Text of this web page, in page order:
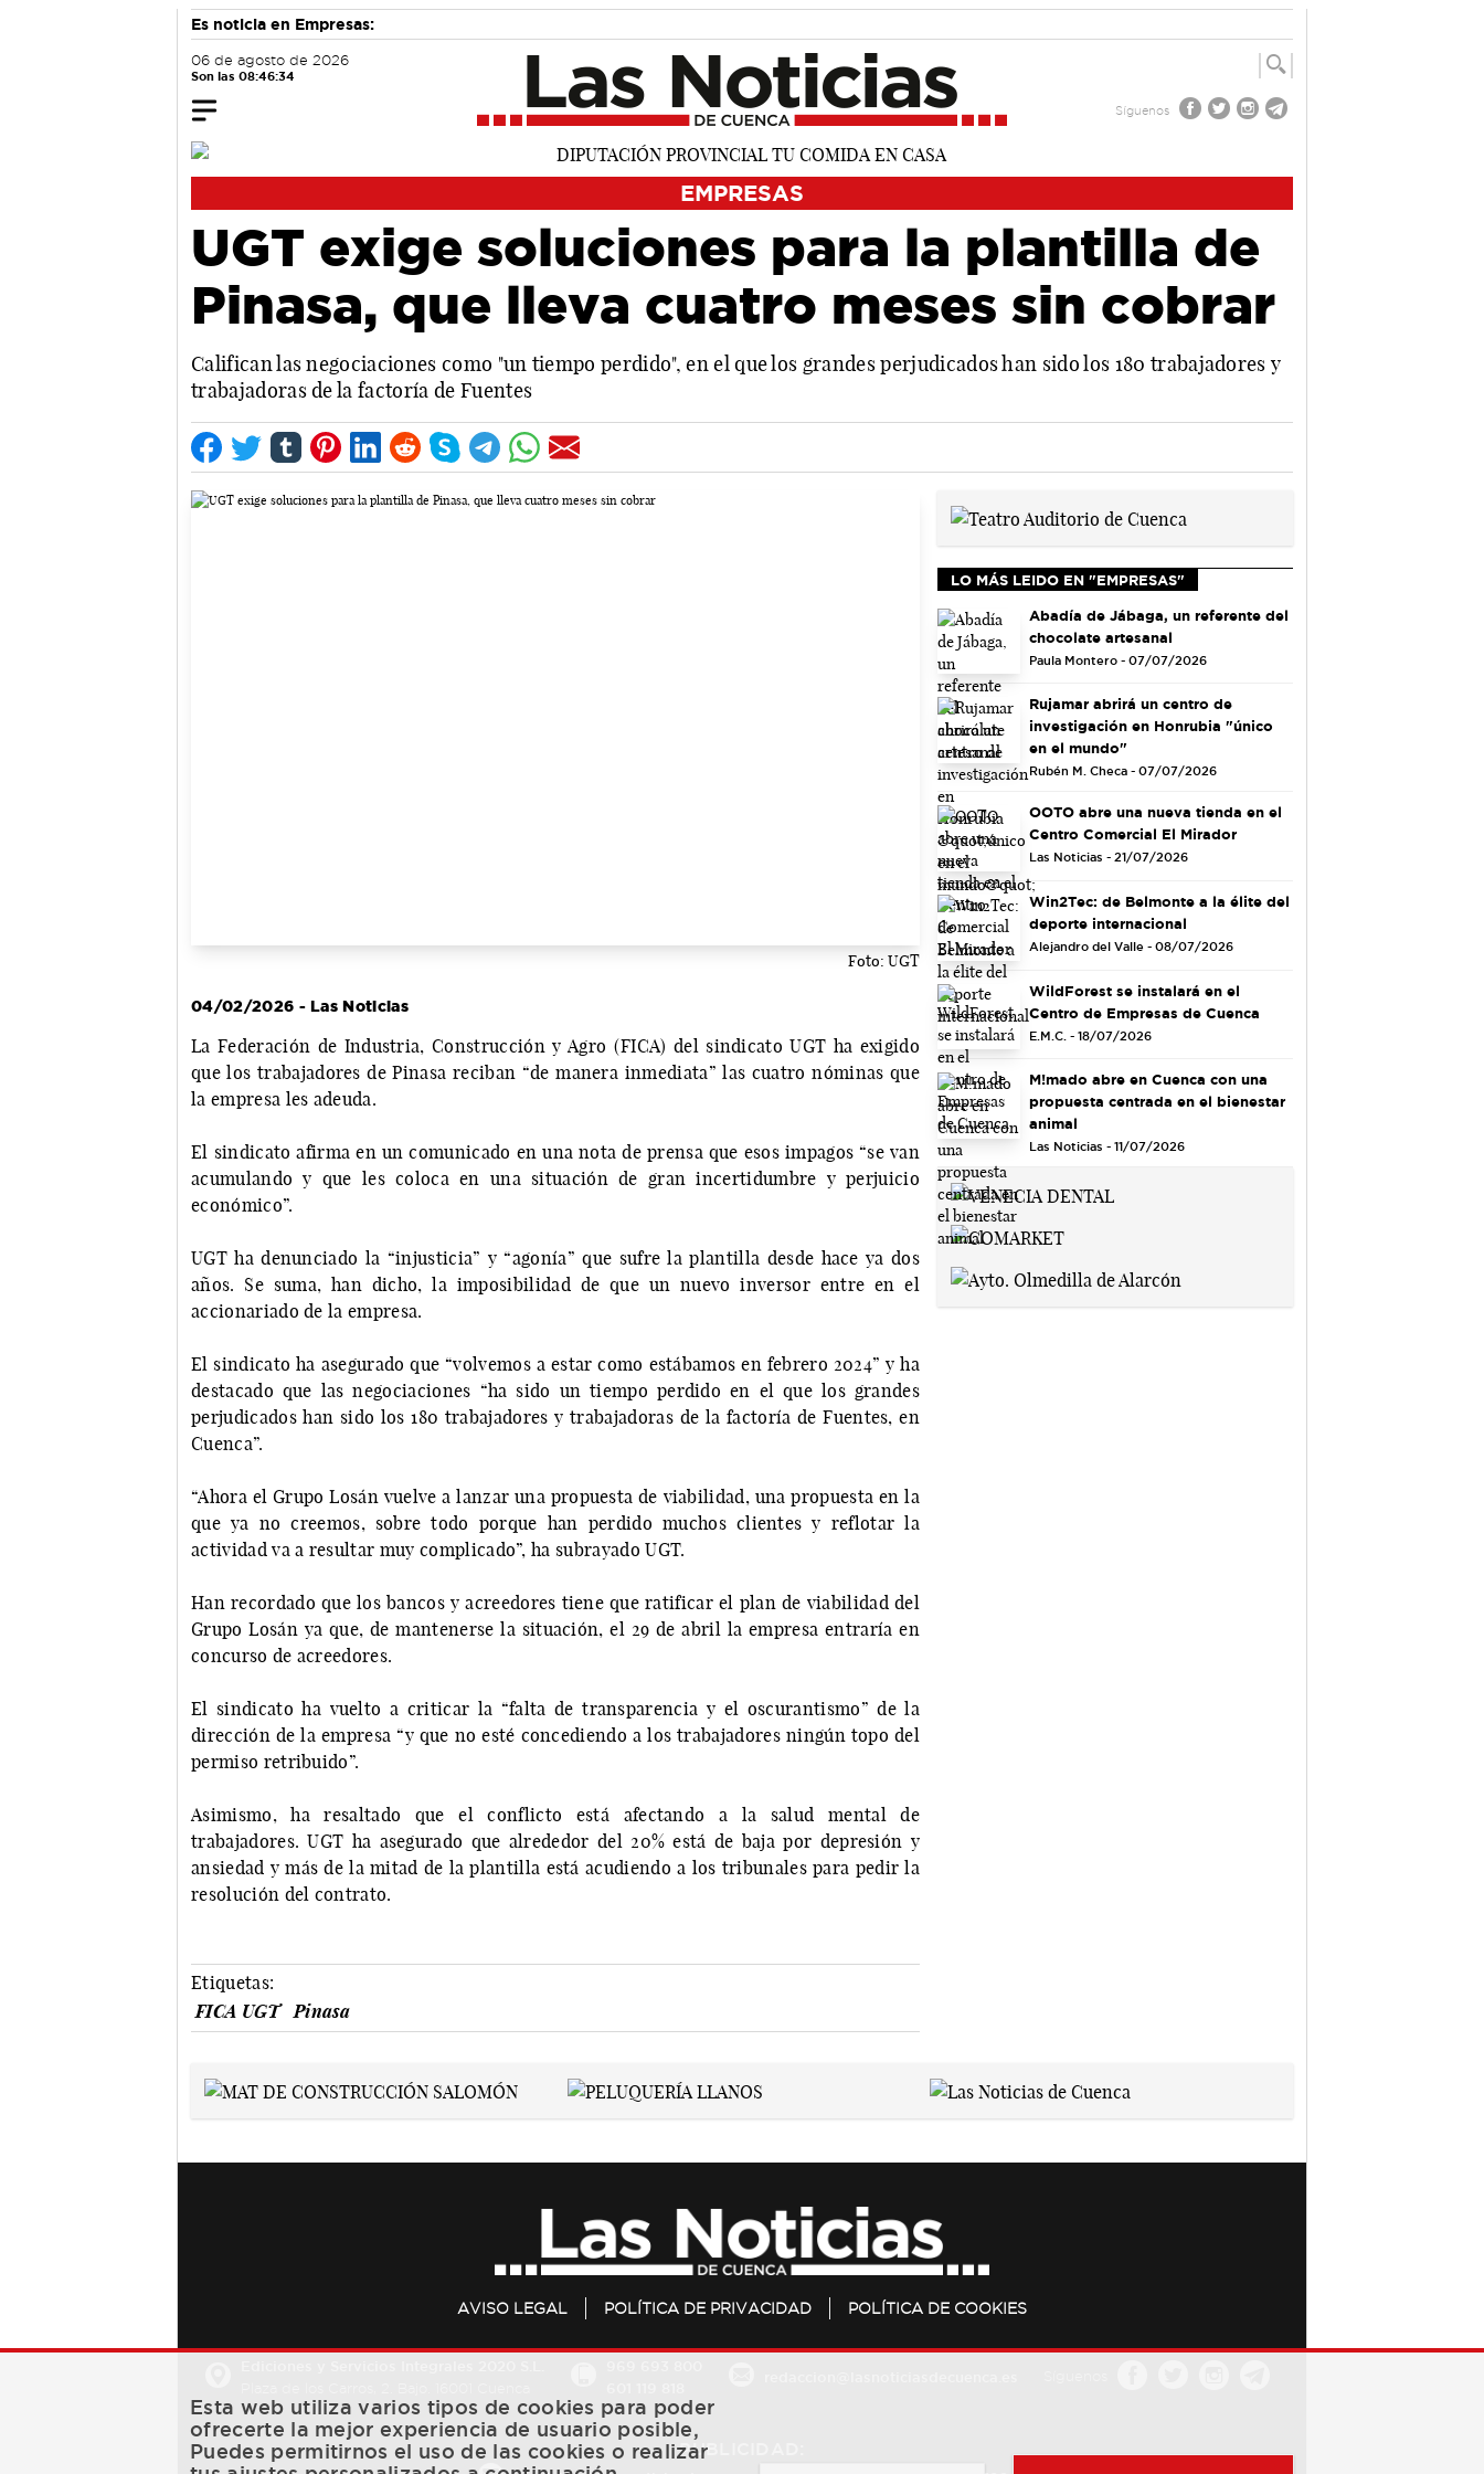
Es noticia en Empresas:
06 de agosto de 2026
Son las 08:46:35
Síguenos
EMPRESAS
UGT exige soluciones para la plantilla de
Pinasa, que lleva cuatro meses sin cobrar
Califican las negociaciones como "un tiempo perdido", en el que los grandes perjudicados han sido los 180 trabajadores y
trabajadoras de la factoría de Fuentes
Foto: UGT
04/02/2026 - Las Noticias
La Federación de Industria, Construcción y Agro (FICA) del sindicato UGT ha exigido
que los trabajadores de Pinasa reciban “de manera inmediata” las cuatro nóminas que
la empresa les adeuda.
El sindicato afirma en un comunicado en una nota de prensa que esos impagos “se van
acumulando y que les coloca en una situación de gran incertidumbre y perjuicio
económico”.
UGT ha denunciado la “injusticia” y “agonía” que sufre la plantilla desde hace ya dos
años. Se suma, han dicho, la imposibilidad de que un nuevo inversor entre en el
accionariado de la empresa.
El sindicato ha asegurado que “volvemos a estar como estábamos en febrero 2024” y ha
destacado que las negociaciones “ha sido un tiempo perdido en el que los grandes
perjudicados han sido los 180 trabajadores y trabajadoras de la factoría de Fuentes, en
Cuenca”.
“Ahora el Grupo Losán vuelve a lanzar una propuesta de viabilidad, una propuesta en la
que ya no creemos, sobre todo porque han perdido muchos clientes y reflotar la
actividad va a resultar muy complicado”, ha subrayado UGT.
Han recordado que los bancos y acreedores tiene que ratificar el plan de viabilidad del
Grupo Losán ya que, de mantenerse la situación, el 29 de abril la empresa entraría en
concurso de acreedores.
El sindicato ha vuelto a criticar la “falta de transparencia y el oscurantismo” de la
dirección de la empresa “y que no esté concediendo a los trabajadores ningún topo del
permiso retribuido”.
Asimismo, ha resaltado que el conflicto está afectando a la salud mental de
trabajadores. UGT ha asegurado que alrededor del 20% está de baja por depresión y
ansiedad y más de la mitad de la plantilla está acudiendo a los tribunales para pedir la
resolución del contrato.
Etiquetas:
FICA UGT
Pinasa
LO MÁS LEIDO EN "EMPRESAS"
Abadía de Jábaga, un referente del
chocolate artesanal
Paula Montero - 07/07/2026
Rujamar abrirá un centro de
investigación en Honrubia "único
en el mundo"
Rubén M. Checa - 07/07/2026
OOTO abre una nueva tienda en el
Centro Comercial El Mirador
Las Noticias - 21/07/2026
Win2Tec: de Belmonte a la élite del
deporte internacional
Alejandro del Valle - 08/07/2026
WildForest se instalará en el
Centro de Empresas de Cuenca
E.M.C. - 18/07/2026
M!mado abre en Cuenca con una
propuesta centrada en el bienestar
animal
Las Noticias - 11/07/2026
AVISO LEGAL POLÍTICA DE PRIVACIDAD POLÍTICA DE COOKIES
PUBLICIDAD:
Esta web utiliza varios tipos de cookies para poder
ofrecerte la mejor experiencia de usuario posible,
Puedes permitirnos el uso de las cookies o realizar